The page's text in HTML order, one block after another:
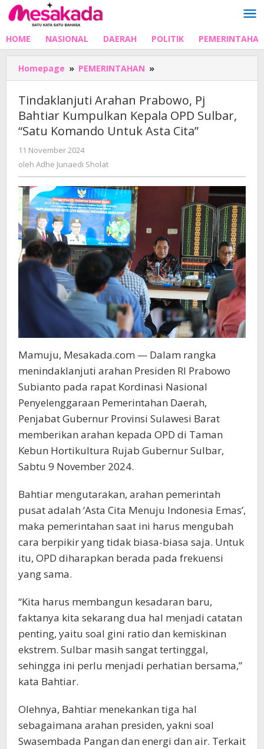
Lewati
ke
HOME NASIONAL DAERAH POLITIK
Homepage » PEMERINTAHAN »
Arahan
Pj
Bahtiar
Kumpulkan
"Satu
Komando
Cita"
Tindaklanjuti Arahan Prabowo, Pj
Bahtiar Kumpulkan Kepala OPD Sulbar,
“Satu Komando Untuk Asta Cita”
11 November 2024
Adhe
oleh Adhe Junaedi Sholat
Mamuju, Mesakada.com — Dalam rangka
menindaklanjuti arahan Presiden RI Prabowo
Subianto pada rapat Kordinasi Nasional
Penyelenggaraan Pemerintahan Daerah,
Penjabat Gubernur Provinsi Sulawesi Barat
memberikan arahan kepada OPD di Taman
Kebun Hortikultura Rujab Gubernur Sulbar,
Sabtu 9 November 2024.
Bahtiar mengutarakan, arahan pemerintah
pusat adalah ‘Asta Cita Menuju Indonesia Emas’,
maka pemerintahan saat ini harus mengubah
cara berpikir yang tidak biasa-biasa saja. Untuk
itu, OPD diharapkan berada pada frekuensi
yang sama.
“Kita harus membangun kesadaran baru,
faktanya kita sekarang dua hal menjadi catatan
penting, yaitu soal gini ratio dan kemiskinan
ekstrem. Sulbar masih sangat tertinggal,
sehingga ini perlu menjadi perhatian bersama,”
kata Bahtiar.
Olehnya, Bahtiar menekankan tiga hal
sebagaimana arahan presiden, yakni soal
Swasembada Pangan dan energi dan air. Terkait